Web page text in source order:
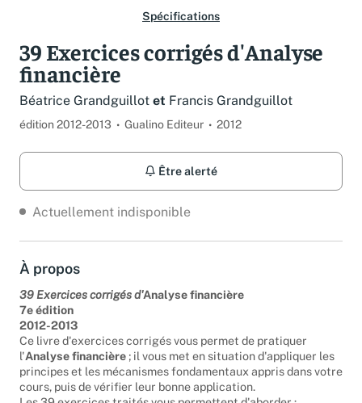
39 Exercices corrigés d'Analyse
financière
Béatrice Grandguillot Francis Grandguillot
Actuellement indisponible
À propos
39 Exercices corrigés d'
Analyse financière
7e édition
2012-2013
Ce livre d'exercices corrigés vous permet de pratiquer
l'Analyse financière; il vous met en situation d'appliquer les
principes et les mécanismes fondamentaux appris dans votre
cours, puis de vérifier leur bonne application.